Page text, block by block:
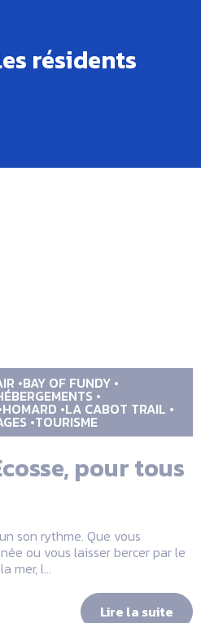
résidents
BAY OF FUNDY
HOMARD LA CABOT TRAIL
TOURISME
pour tous
son rythme. Que vous
ou vous laisser bercer par le
mer, l...
Lire la suite